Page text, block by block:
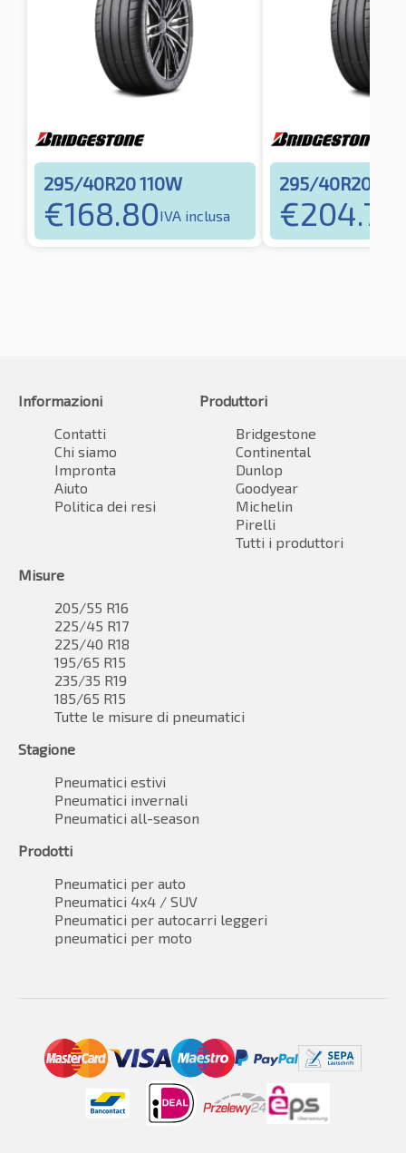
295/40R20 110W
€168.80IVA inclusa
295/40R20
€204.79
Informazioni
Contatti
Chi siamo
Impronta
Aiuto
Politica dei resi
Produttori
Bridgestone
Continental
Dunlop
Goodyear
Michelin
Pirelli
Tutti i produttori
Misure
205/55 R16
225/45 R17
225/40 R18
195/65 R15
235/35 R19
185/65 R15
Tutte le misure di pneumatici
Stagione
Pneumatici estivi
Pneumatici invernali
Pneumatici all-season
Prodotti
Pneumatici per auto
Pneumatici 4x4 / SUV
Pneumatici per autocarri leggeri
pneumatici per moto